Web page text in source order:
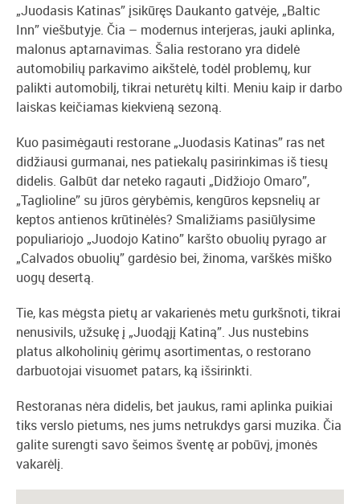
„Juodasis Katinas” įsikūręs Daukanto gatvėje, „Baltic
Inn” viešbutyje. Čia – modernus interjeras, jauki aplinka,
malonus aptarnavimas. Šalia restorano yra didelė
automobilių parkavimo aikštelė, todėl problemų, kur
palikti automobilį, tikrai neturėtų kilti. Meniu kaip ir darbo
laiskas keičiamas kiekvieną sezoną.
Kuo pasimėgauti restorane „Juodasis Katinas” ras net
didžiausi gurmanai, nes patiekalų pasirinkimas iš tiesų
didelis. Galbūt dar neteko ragauti „Didžiojo Omaro”,
„Taglioline” su jūros gėrybėmis, kengūros kepsnelių ar
keptos antienos krūtinėlės? Smaližiams pasiūlysime
populiariojo „Juodojo Katino” karšto obuolių pyrago ar
„Calvados obuolių” gardėsio bei, žinoma, varškės miško
uogų desertą.
Tie, kas mėgsta pietų ar vakarienės metu gurkšnoti, tikrai
nenusivils, užsukę į „Juodąjį Katiną”. Jus nustebins
platus alkoholinių gėrimų asortimentas, o restorano
darbuotojai visuomet patars, ką išsirinkti.
Restoranas nėra didelis, bet jaukus, rami aplinka puikiai
tiks verslo pietums, nes jums netrukdys garsi muzika. Čia
galite surengti savo šeimos šventę ar pobūvį, įmonės
vakarėlį.